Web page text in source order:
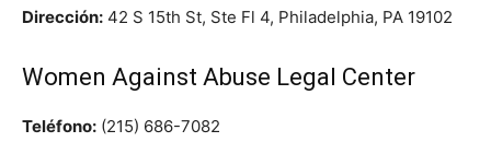
Dirección: 42 S 15th St, Ste Fl 4, Philadelphia, PA 19102
Women Against Abuse Legal Center
Teléfono: (215) 686-7082